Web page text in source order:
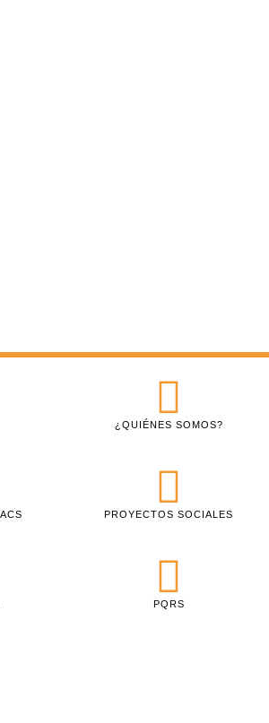
¿QUIÉNES SOMOS?
PROYECTOS SOCIALES
PQRS